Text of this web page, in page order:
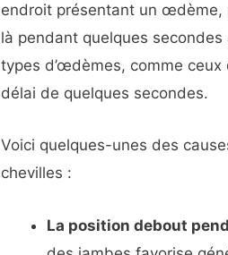
endroit présentant un œdème,
là pendant quelques secondes
types d’œdèmes, comme
délai de quelques secondes.
Voici quelques-unes des
chevilles :
La position debout